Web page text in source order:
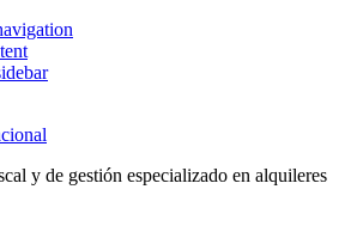
y de gestión especializado en alquileres